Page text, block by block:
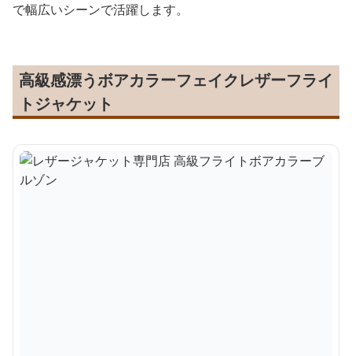
で幅広いシーンで活躍します。
高級感漂うボアカラーフェイクレザーフライ
トジャケット